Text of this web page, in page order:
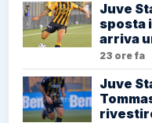
Juve
sposta
arriva
23 ore fa
Juve